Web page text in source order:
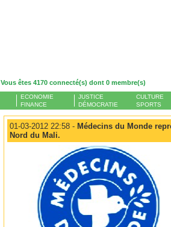
Vous êtes 4170 connecté(s) dont 0 membre(s)
ECONOMIE
FINANCE
JUSTICE
DÉMOCRATIE
CULTURE
SPORTS
01-03-2012 22:58 - Médecins du Monde
Nord du Mali.